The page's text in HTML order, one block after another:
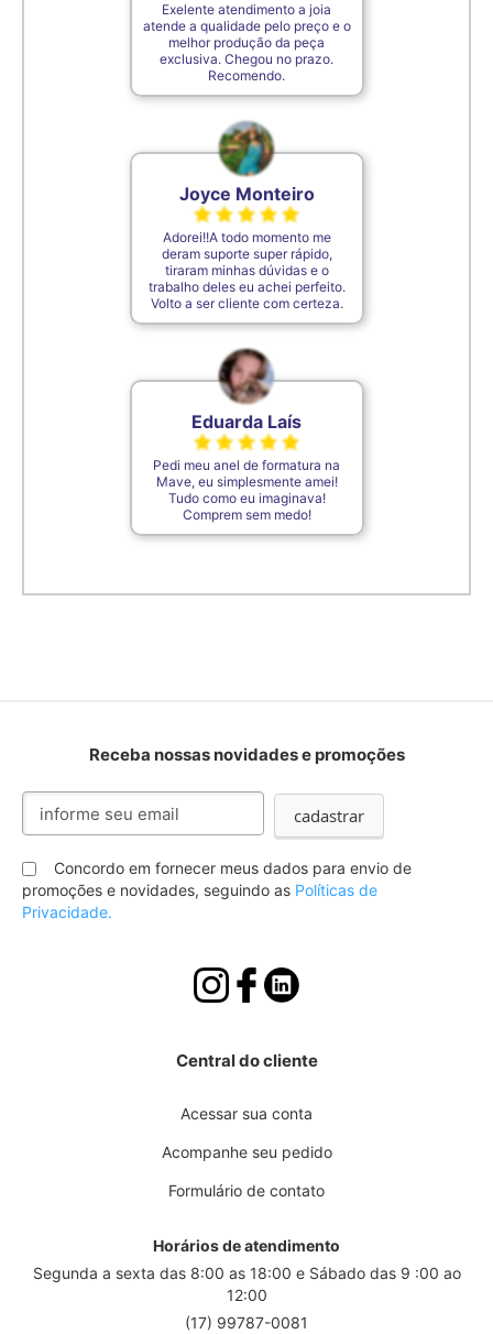
Exelente atendimento a joia
atende a qualidade pelo preço e o
melhor produção da peça
exclusiva. Chegou no prazo.
Recomendo.
Joyce Monteiro
Adorei!!A todo momento me
deram suporte super rápido,
tiraram minhas dúvidas e o
trabalho deles eu achei perfeito.
Volto a ser cliente com certeza.
Eduarda Laís
Pedi meu anel de formatura na
Mave, eu simplesmente amei!
Tudo como eu imaginava!
Comprem sem medo!
Receba nossas novidades e promoções
Inscreva-
nossa
Newsletter:
cadastrar
Concordo em fornecer meus dados para envio de
promoções e novidades, seguindo as Políticas de
Privacidade.
Central do cliente
Acessar sua conta
Acompanhe seu pedido
Formulário de contato
Horários de atendimento
Segunda a sexta das 8:00 as 18:00 e Sábado das 9 :00 ao
12:00
(17) 99787-0081